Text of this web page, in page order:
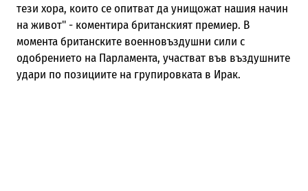
тези хора, които се опитват да унищожат нашия начин
на живот" - коментира британският премиер. В
момента британските военновъздушни сили с
одобрението на Парламента, участват във въздушните
удари по позициите на групировката в Ирак.